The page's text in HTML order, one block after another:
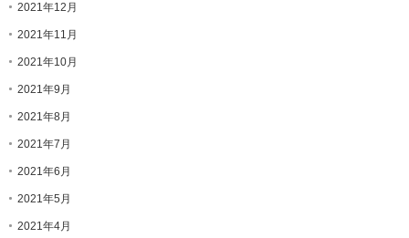
2021年12月
2021年11月
2021年10月
2021年9月
2021年8月
2021年7月
2021年6月
2021年5月
2021年4月